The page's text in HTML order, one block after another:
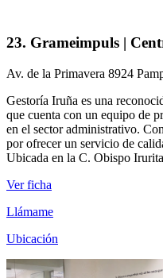
23. Grameimpuls |
Av. de la Primavera 8924
Gestoría Iruña es una
que cuenta con un equipo de
en el sector administrativo.
por ofrecer un servicio de
Ubicada en la C. Obispo
Ver ficha
Llámame
Ubicación